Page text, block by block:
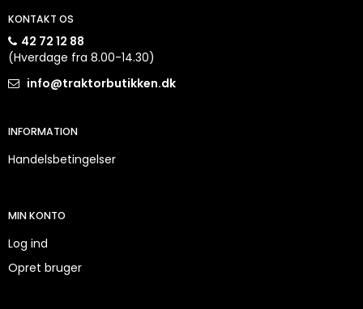
KONTAKT OS
42 72 12 88
(Hverdage fra 8.00-14.30)
info@traktorbutikken.dk
INFORMATION
Handelsbetingelser
MIN KONTO
Log ind
Opret bruger